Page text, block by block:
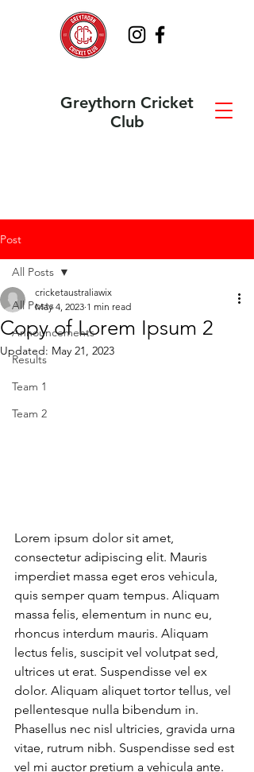
Greythorn Cricket
Club
Post
All Posts
Announcements
Results
Team 1
Team 2
All Posts
Copy of Lorem Ipsum 2
cricketaustraliawix
May 4, 2023 1 min read
Updated: May 21, 2023
Lorem ipsum dolor sit amet,
consectetur adipiscing elit. Mauris
imperdiet massa eget eros vehicula,
quis semper quam tempus. Aliquam
massa felis, elementum in nunc eu,
rhoncus interdum mauris. Aliquam
lectus felis, suscipit vel volutpat sed,
ultrices ut erat. Suspendisse vel ex
dolor. Aliquam aliquet tortor tellus, vel
pellentesque nulla bibendum in.
Phasellus nec nisl ultricies, gravida urna
vitae, rutrum nibh. Suspendisse sed est
vel mi auctor pretium a vehicula ante.